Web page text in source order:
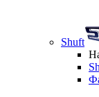
Shuft